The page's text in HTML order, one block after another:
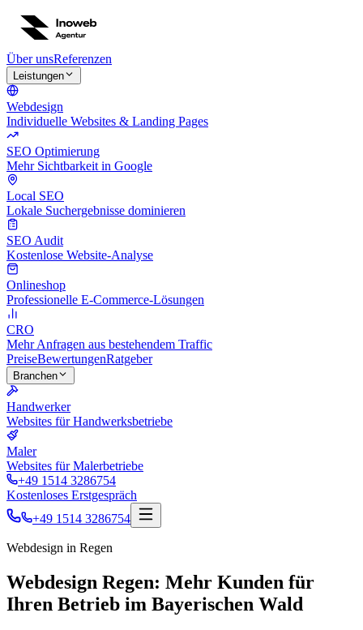
Über unsReferenzen
Leistungen
Webdesign
Individuelle Websites & Landing Pages
SEO Optimierung
Mehr Sichtbarkeit in Google
Local SEO
Lokale Suchergebnisse dominieren
SEO Audit
Kostenlose Website-Analyse
Onlineshop
Professionelle E-Commerce-Lösungen
CRO
Mehr Anfragen aus bestehendem Traffic
PreiseBewertungenRatgeber
Branchen
Handwerker
Websites für Handwerksbetriebe
Maler
Websites für Malerbetriebe
+49 1514 3286754
Kostenloses Erstgespräch
+49 1514 3286754
Webdesign in Regen
Webdesign Regen: Mehr Kunden für
Ihren Betrieb im Bayerischen Wald